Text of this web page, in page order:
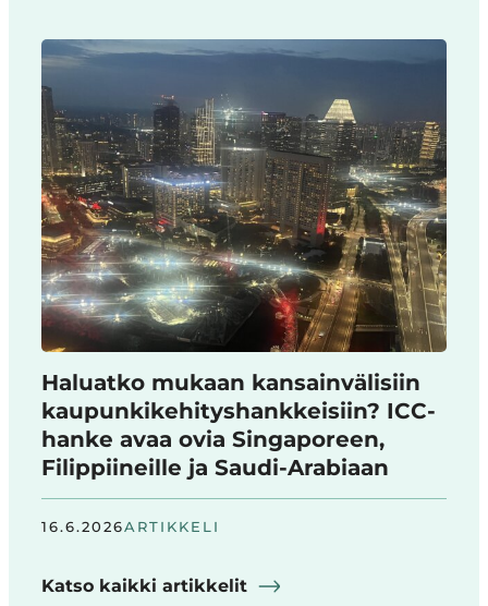
Haluatko mukaan kansainvälisiin
kaupunkikehityshankkeisiin? ICC-
hanke avaa ovia Singaporeen,
Filippiineille ja Saudi-Arabiaan
16.6.2026ARTIKKELI
Katso kaikki artikkelit